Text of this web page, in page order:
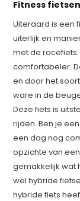
Fitness fietsen
Uiteraard is een
uiterlijk en
met de racefiets.
comfortabeler.
en door het
ware in de
Deze fiets is
rijden. Ben je
een dag nog
opzichte van
gemakkelijk wat
wel hybride
hybride fiets